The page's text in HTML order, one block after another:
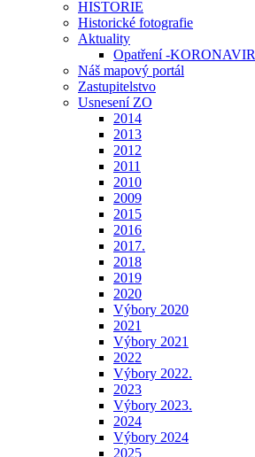
HISTORIE
Historické fotografie
Aktuality
Opatření -KORONAVIR
Náš mapový portál
Zastupitelstvo
Usnesení ZO
2014
2013
2012
2011
2010
2009
2015
2016
2017.
2018
2019
2020
Výbory 2020
2021
Výbory 2021
2022
Výbory 2022.
2023
Výbory 2023.
2024
Výbory 2024
2025